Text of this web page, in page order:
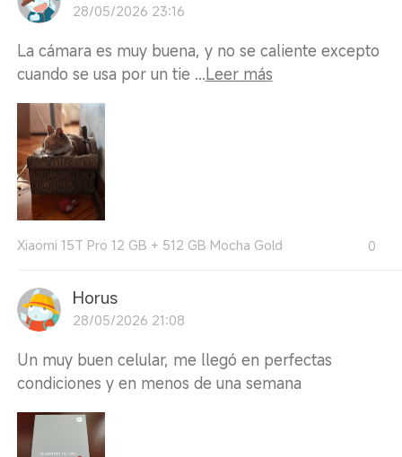
28/05/2026 23:16
La cámara es muy buena, y no se caliente excepto
cuando se usa por un tie ...Leer más
Xiaomi 15T Pro 12 GB + 512 GB Mocha Gold 0
Horus
28/05/2026 21:08
Un muy buen celular, me llegó en perfectas
condiciones y en menos de una semana